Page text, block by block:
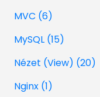
MVC (6)
MySQL (15)
Nézet (View) (20)
Nginx (1)